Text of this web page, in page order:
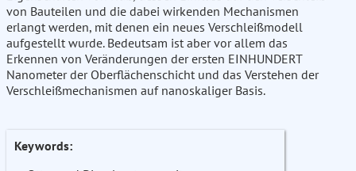
von Bauteilen und die dabei wirkenden Mechanismen
erlangt werden, mit denen ein neues Verschleißmodell
aufgestellt wurde. Bedeutsam ist aber vor allem das
Erkennen von Veränderungen der ersten EINHUNDERT
Nanometer der Oberflächenschicht und das Verstehen der
Verschleißmechanismen auf nanoskaliger Basis.
Keywords: